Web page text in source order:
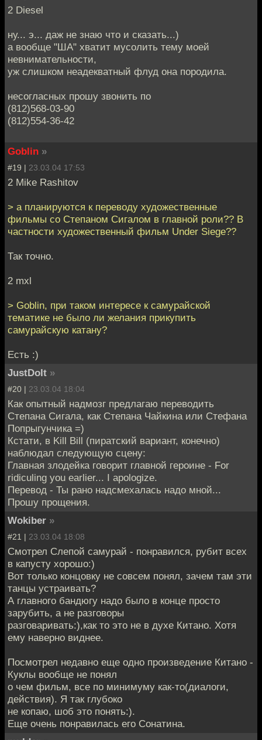
2 Diesel
ну... э... даж не знаю что и сказать...)
а вообще "ША" хватит мусолить тему моей
невнимательности,
уж слишком неадекватный флуд она породила.
несогласных прошу звонить по
(812)568-03-90
(812)554-36-42
Goblin »
#19 | 23.03.04 17:53
2 Mike Rashitov
> а планируются к переводу художественные
фильмы со Степаном Сигалом в главной роли?? В
частности художественный фильм Under Siege??
Так точно.
2 mxl
> Goblin, при таком интересе к самурайской
тематике не было ли желания прикупить
самурайскую катану?
Есть :)
JustDoIt »
#20 | 23.03.04 18:04
Как опытный надмозг предлагаю переводить
Степана Сигала, как Степана Чайкина или Стефана
Попрыгунчика =)
Кстати, в Kill Bill (пиратский вариант, конечно)
наблюдал следующую сцену:
Главная злодейка говорит главной героине - For
ridiculing you earlier... I apologize.
Перевод - Ты рано надсмехалась надо мной...
Прошу прощения.
Wokiber »
#21 | 23.03.04 18:08
Смотрел Слепой самурай - понравился, рубит всех
в капусту хорошо:)
Вот только концовку не совсем понял, зачем там эти
танцы устраивать?
А главного бандюгу надо было в конце просто
зарубить, а не разговоры
разговаривать:),как то это не в духе Китано. Хотя
ему наверно виднее.
Посмотрел недавно еще одно произведение Китано -
Куклы вообще не понял
о чем фильм, все по минимуму как-то(диалоги,
действия). Я так глубоко
не копаю, шоб это понять:).
Еще очень понравилась его Сонатина.